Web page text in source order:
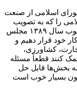
اسلامی از صنعت
را که به تصویب
رسید قانون اصلاح الگوی مصرف انرژی مصوب سال ۱۳۸۹ مجلس
خود قرار دهیم و
کشاورزی،
کمک کنند قطعاً مسئله
بخش‌ها قابل حل
۲۴، ۲۵، ۲۶، ۲۷ و ۲۸ این قانون بسیار خوب است